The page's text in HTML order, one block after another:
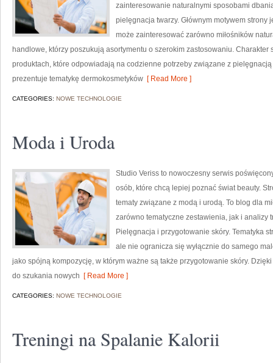
zainteresowanie naturalnymi sposobami
pielęgnacja twarzy. Głównym motywem
może zainteresować zarówno miłośników
handlowe, którzy poszukują asortymentu o szerokim zastosowaniu.
produktach, które odpowiadają na codzienne potrzeby związane z pielęgnacją
prezentuje tematykę dermokosmetyków [ Read More ]
CATEGORIES: NOWE TECHNOLOGIE
Moda i Uroda
Studio Veriss to nowoczesny serwis
osób, które chcą lepiej poznać świat beauty.
tematy związane z modą i urodą. To blog dla
zarówno tematyczne zestawienia, jak i analizy
Pielęgnacja i przygotowanie skóry. Tematyka
ale nie ogranicza się wyłącznie do samego
jako spójną kompozycję, w którym ważne są także przygotowanie skóry.
do szukania nowych [ Read More ]
CATEGORIES: NOWE TECHNOLOGIE
Treningi na Spalanie Kalorii